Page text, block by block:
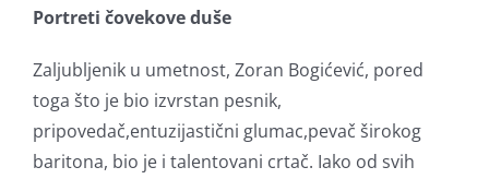
Portreti čovekove duše
Zaljubljenik u umetnost, Zoran Bogićević, pored
toga što je bio izvrstan pesnik,
pripovedač,entuzijastični glumac,pevač širokog
baritona, bio je i talentovani crtač. Iako od svih